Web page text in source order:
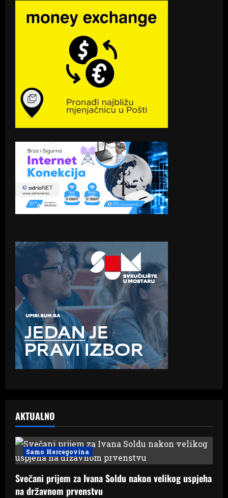
AKTUALNO
Samo Hercegovina
Svečani prijem za Ivana Soldu nakon velikog uspjeha
na državnom prvenstvu